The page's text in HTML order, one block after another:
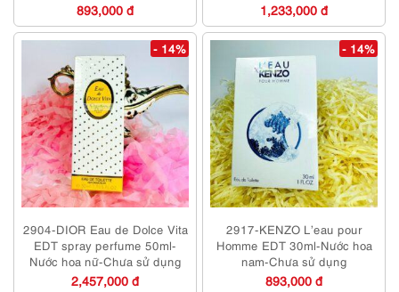
893,000 đ 1,233,000 đ
- 14%
2904-DIOR Eau de Dolce Vita
EDT spray perfume 50ml-
Nước hoa nữ-Chưa sử dụng
2,457,000 đ
- 14%
2917-KENZO L’eau pour
Homme EDT 30ml-Nước hoa
nam-Chưa sử dụng
893,000 đ